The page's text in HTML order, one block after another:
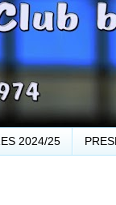
2024/25